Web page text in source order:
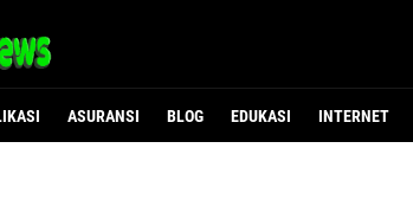
ASURANSI BLOG EDUKASI INTERNET